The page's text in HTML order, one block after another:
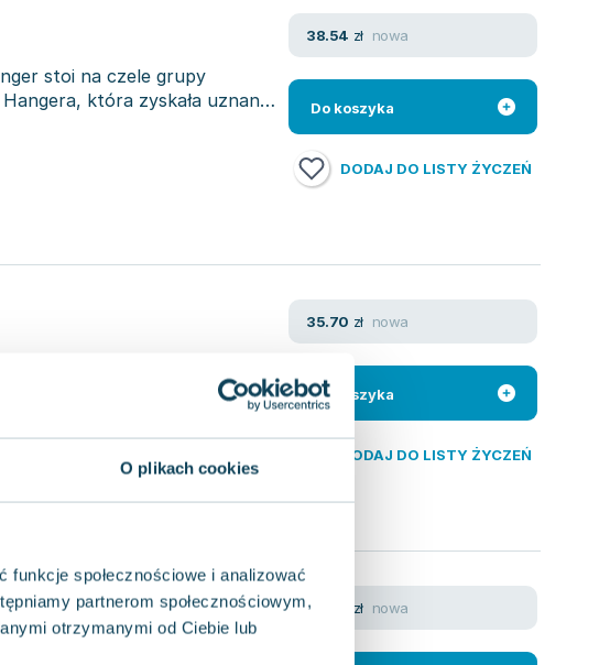
O plikach cookies
społecznościowe i analizować
partnerom społecznościowym,
otrzymanymi od Ciebie lub
stoi na czele grupy
która zyskała uznanie
38.54 zł nowa
Do koszyka
DODAJ DO LISTY ŻYCZEŃ
zasługą wychowania przez
35.70 zł nowa
Do koszyka
DODAJ DO LISTY ŻYCZEŃ
w kobiecej kolonii
35.70 zł nowa